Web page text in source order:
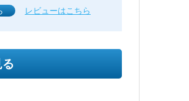
レビューはこちら